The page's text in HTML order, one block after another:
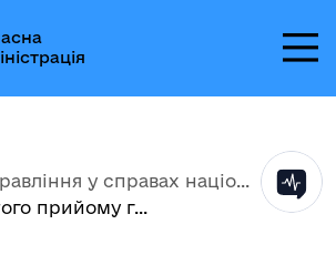
у справах націо...
прийому г...